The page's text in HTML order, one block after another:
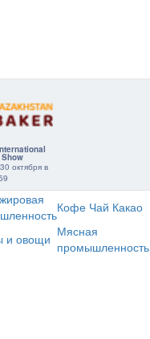
октября в
Кофе Чай Какао
и овощи Мясная
промышленность